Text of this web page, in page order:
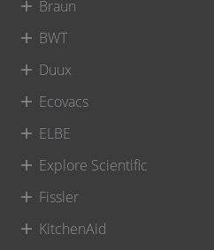
Braun
BWT
Duux
Ecovacs
ELBE
Explore Scientific
Fissler
KitchenAid